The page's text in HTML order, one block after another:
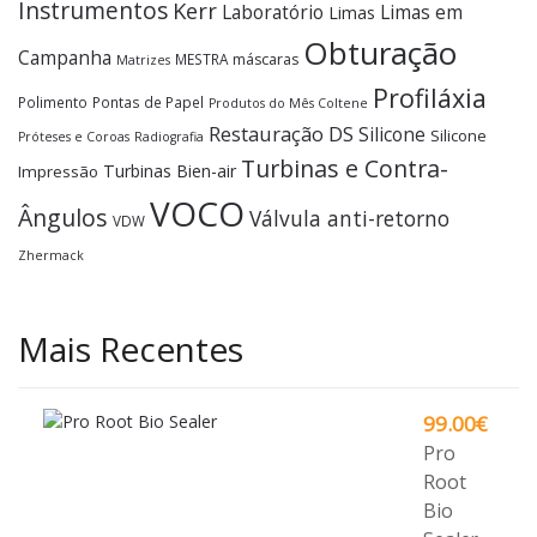
Instrumentos Kerr Laboratório Limas Limas em
Campanha Matrizes MESTRA máscaras Obturação
Polimento Pontas de Papel Produtos do Mês Coltene Profiláxia
Próteses e Coroas Radiografia Restauração DS Silicone Silicone
Impressão Turbinas Bien-air Turbinas e Contra-
Ângulos VDW VOCO Válvula anti-retorno
Zhermack
Mais Recentes
99.00€
Pro
Root
Bio